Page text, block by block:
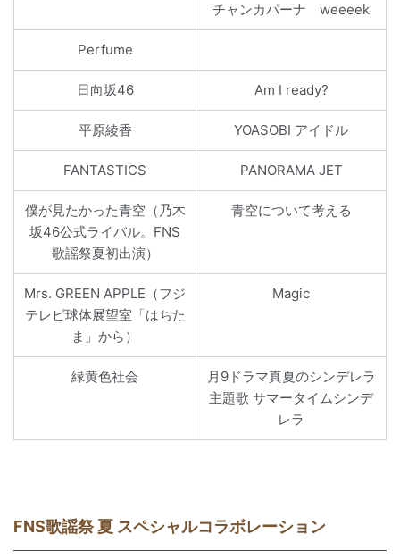
チャンカパーナ weeeek
Perfume
日向坂46 Am I ready?
平原綾香 YOASOBI アイドル
FANTASTICS PANORAMA JET
僕が見たかった青空（乃木
坂46公式ライバル。FNS
歌謡祭夏初出演）
青空について考える
Mrs. GREEN APPLE（フジ
テレビ球体展望室「はちた
ま」から）
Magic
緑黄色社会
月9ドラマ真夏のシンデレラ
主題歌 サマータイムシンデ
レラ
FNS歌謡祭 夏 スペシャルコラボレーション